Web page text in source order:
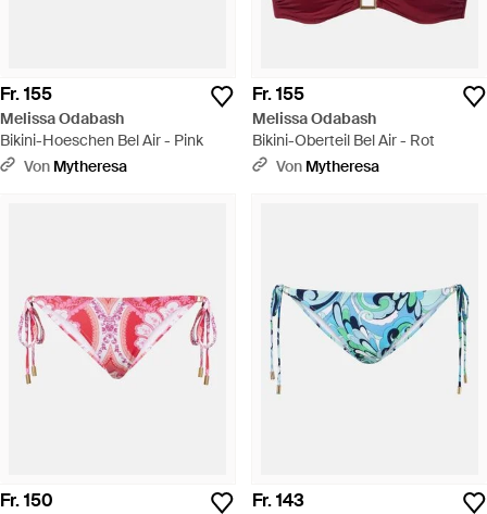
Fr. 155
Melissa Odabash
Bikini-Hoeschen Bel Air - Pink
Von Mytheresa
Fr. 155
Melissa Odabash
Bikini-Oberteil Bel Air - Rot
Von Mytheresa
Fr. 150 Fr. 143